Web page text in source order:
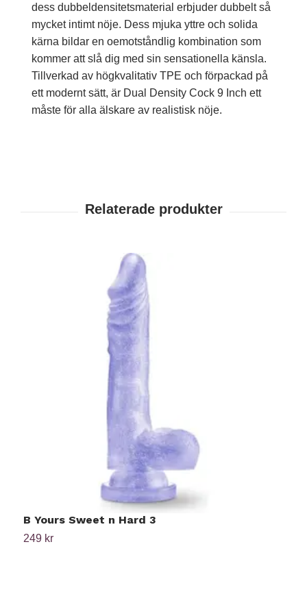
dess dubbeldensitetsmaterial erbjuder dubbelt så
mycket intimt nöje. Dess mjuka yttre och solida
kärna bildar en oemotståndlig kombination som
kommer att slå dig med sin sensationella känsla.
Tillverkad av högkvalitativ TPE och förpackad på
ett modernt sätt, är Dual Density Cock 9 Inch ett
måste för alla älskare av realistisk nöje.
B Yours Sweet n Hard 3
249 kr